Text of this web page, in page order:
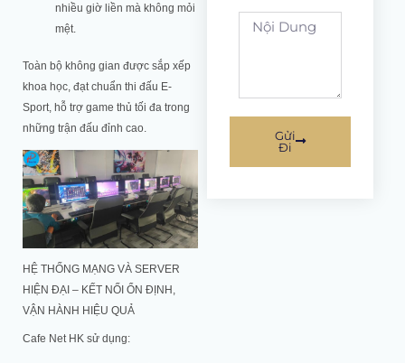
nhiều giờ liền mà không mỏi
mệt.
Toàn bộ không gian được sắp xếp
khoa học, đạt chuẩn thi đấu E-
Sport, hỗ trợ game thủ tối đa trong
những trận đấu đỉnh cao.
HỆ THỐNG MẠNG VÀ SERVER
HIỆN ĐẠI – KẾT NỐI ỔN ĐỊNH,
VẬN HÀNH HIỆU QUẢ
Cafe Net HK sử dụng:
noi
Gửi
Đi